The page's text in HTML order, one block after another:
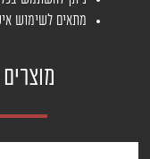
מתאים לשימוש